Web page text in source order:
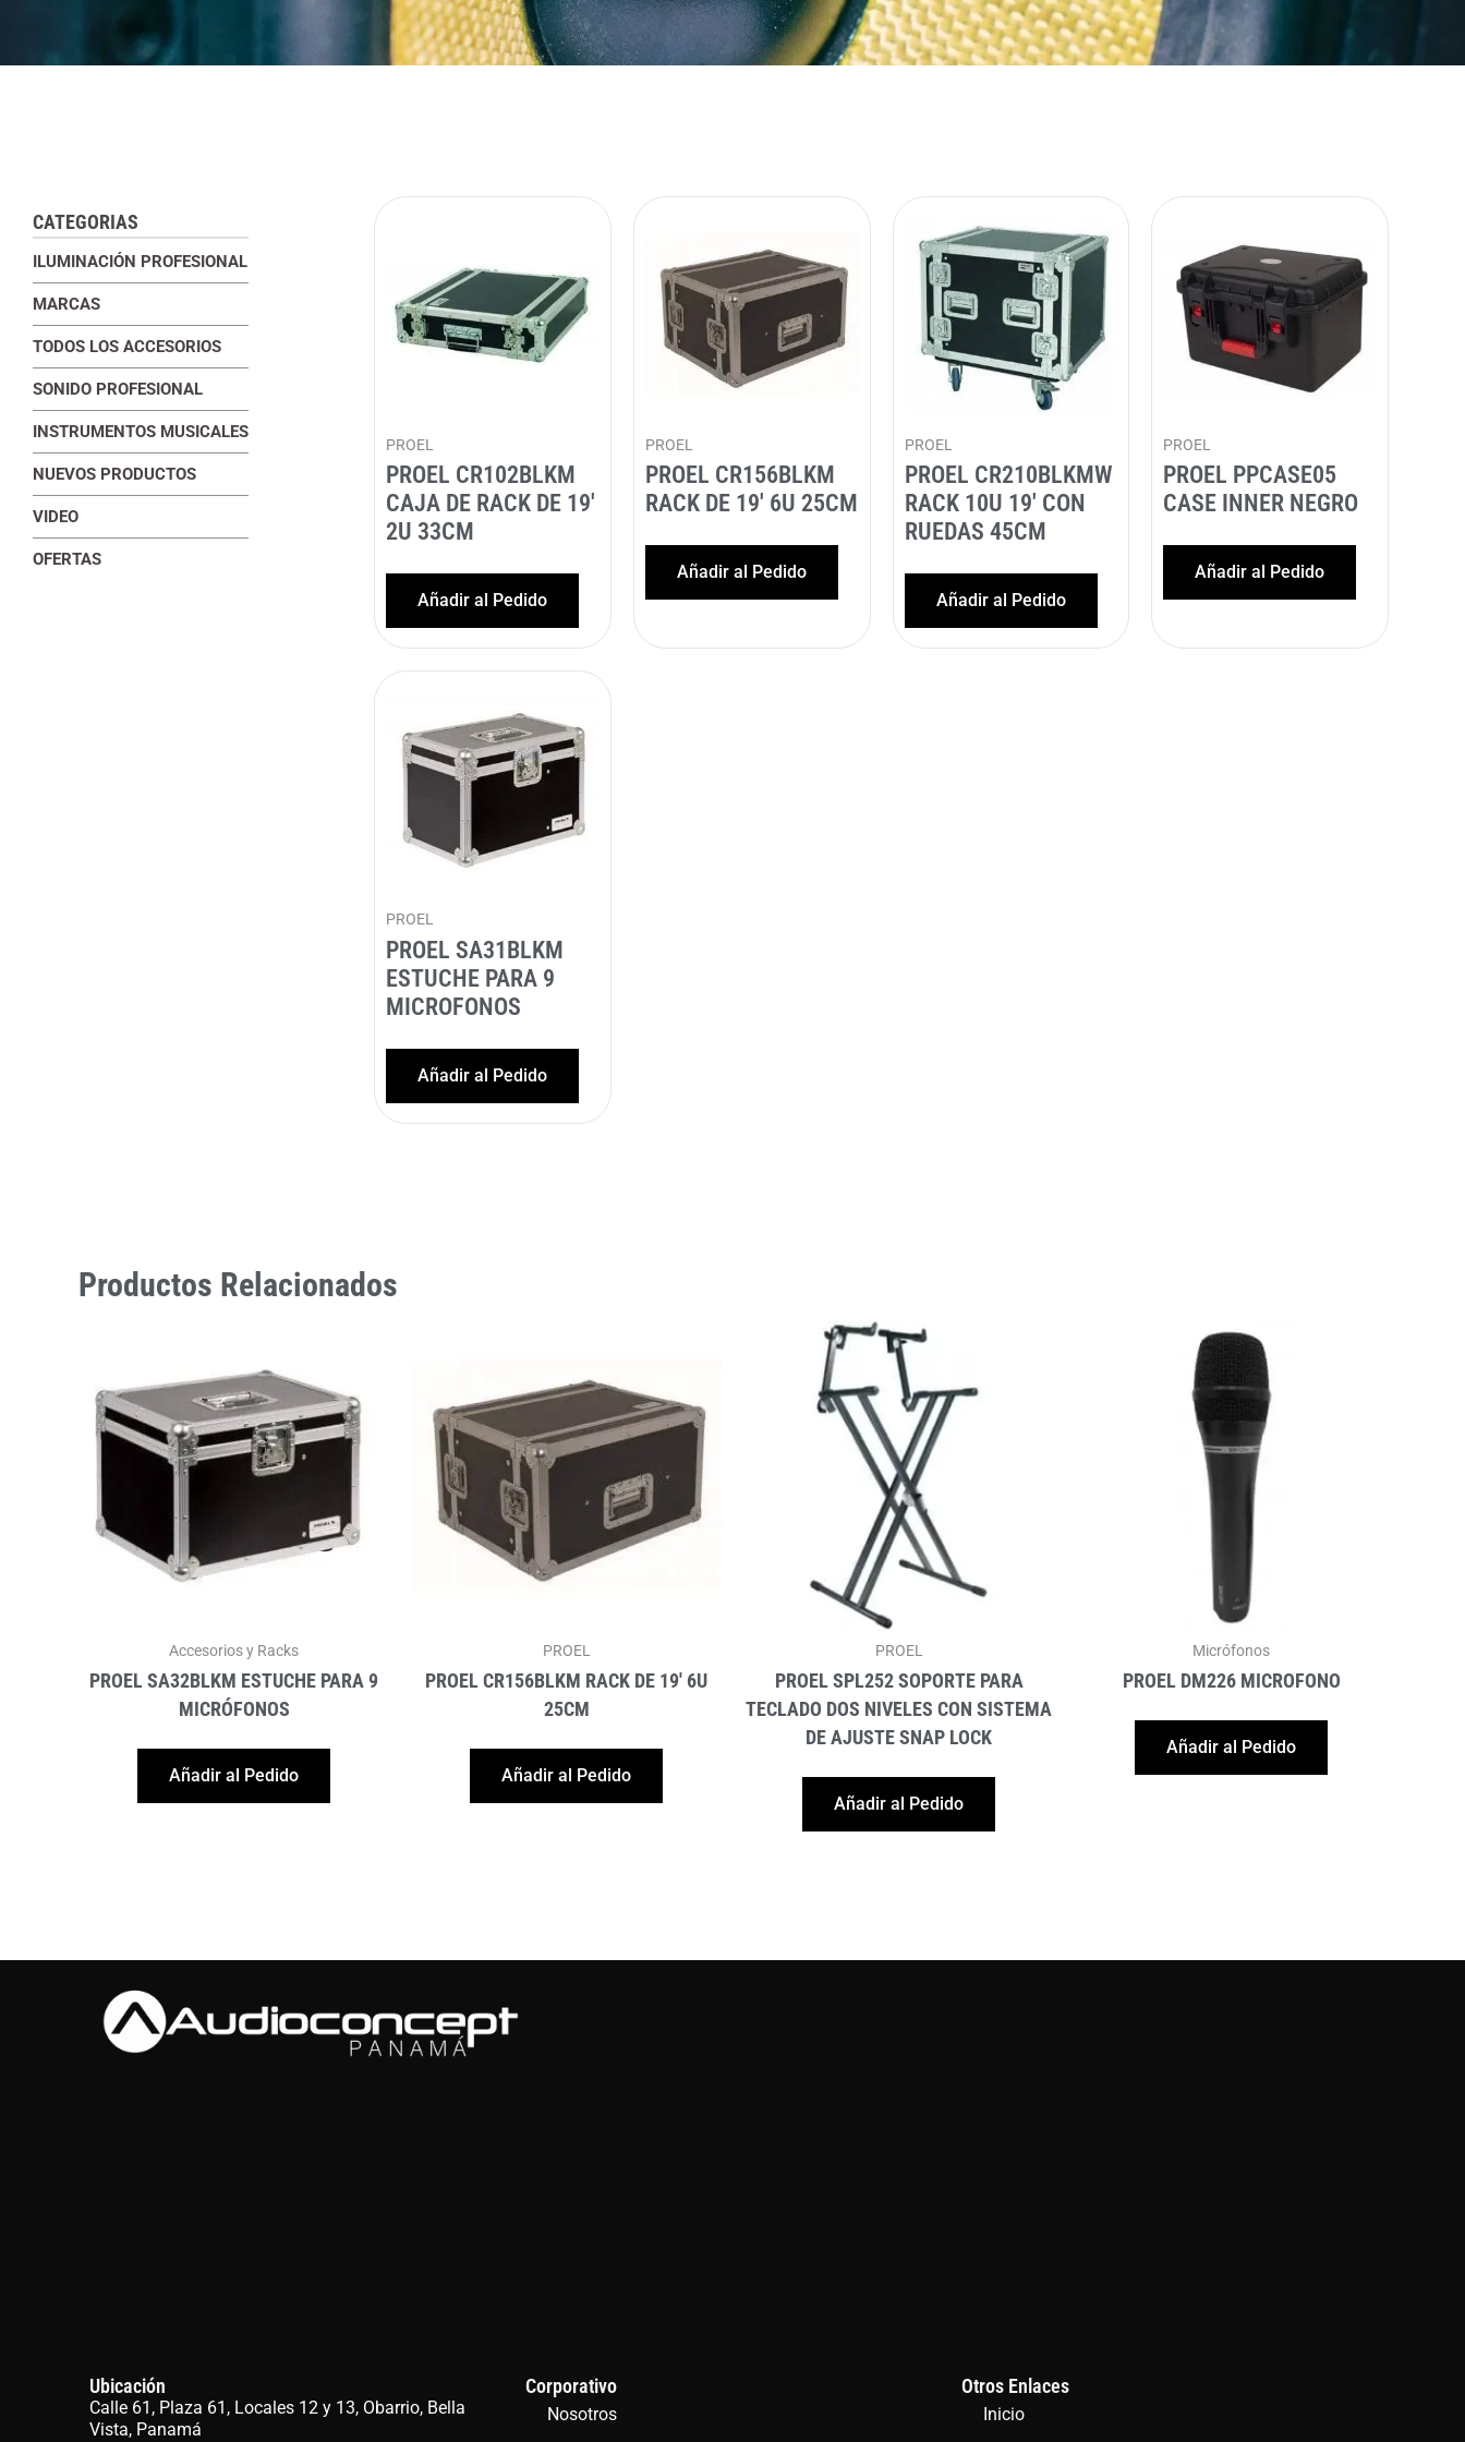
CATEGORIAS
ILUMINACIÓN PROFESIONAL
MARCAS
TODOS LOS ACCESORIOS
SONIDO PROFESIONAL
INSTRUMENTOS MUSICALES
NUEVOS PRODUCTOS
VIDEO
OFERTAS
PROEL
PROEL CR102BLKM
CAJA DE RACK DE 19′
2U 33CM
Añadir al Pedido
PROEL
PROEL CR156BLKM
RACK DE 19′ 6U 25CM
Añadir al Pedido
PROEL
PROEL CR210BLKMW
RACK 10U 19′ CON
RUEDAS 45CM
Añadir al Pedido
PROEL
PROEL PPCASE05
CASE INNER NEGRO
Añadir al Pedido
PROEL
PROEL SA31BLKM
ESTUCHE PARA 9
MICROFONOS
Añadir al Pedido
Productos Relacionados
Accesorios y Racks
PROEL SA32BLKM ESTUCHE PARA 9
MICRÓFONOS
Añadir al Pedido
PROEL
PROEL CR156BLKM RACK DE 19′ 6U
25CM
Añadir al Pedido
PROEL
PROEL SPL252 SOPORTE PARA
TECLADO DOS NIVELES CON SISTEMA
DE AJUSTE SNAP LOCK
Añadir al Pedido
Micrófonos
PROEL DM226 MICROFONO
Añadir al Pedido
Ubicación
Calle 61, Plaza 61, Locales 12 y 13, Obarrio, Bella
Vista, Panamá
Corporativo
Nosotros
Otros Enlaces
Inicio